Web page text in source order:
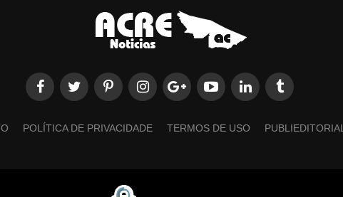
POLÍTICA DE PRIVACIDADE TERMOS DE USO PUBLIEDITORIAL